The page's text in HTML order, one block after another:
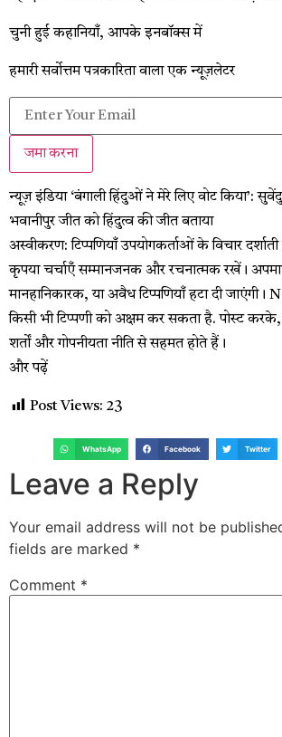
चुनी हुई कहानियाँ, आपके इनबॉक्स में
हमारी सर्वोत्तम पत्रकारिता वाला एक न्यूज़लेटर
जमा करना
न्यूज़ इंडिया ‘बंगाली हिंदुओं ने मेरे लिए वोट किया’:
भवानीपुर जीत को हिंदुत्व की जीत बताया
अस्वीकरण: टिप्पणियाँ उपयोगकर्ताओं के विचार
कृपया चर्चाएँ सम्मानजनक और रचनात्मक रखें।
मानहानिकारक, या अवैध टिप्पणियाँ हटा दी
किसी भी टिप्पणी को अक्षम कर सकता है. पोस्ट
शर्तों और गोपनीयता नीति से सहमत होते हैं।
और पढ़ें
Post Views: 23
WhatsApp Facebook Twitter
Leave a Reply
Your email address will not be
fields are marked *
Comment *